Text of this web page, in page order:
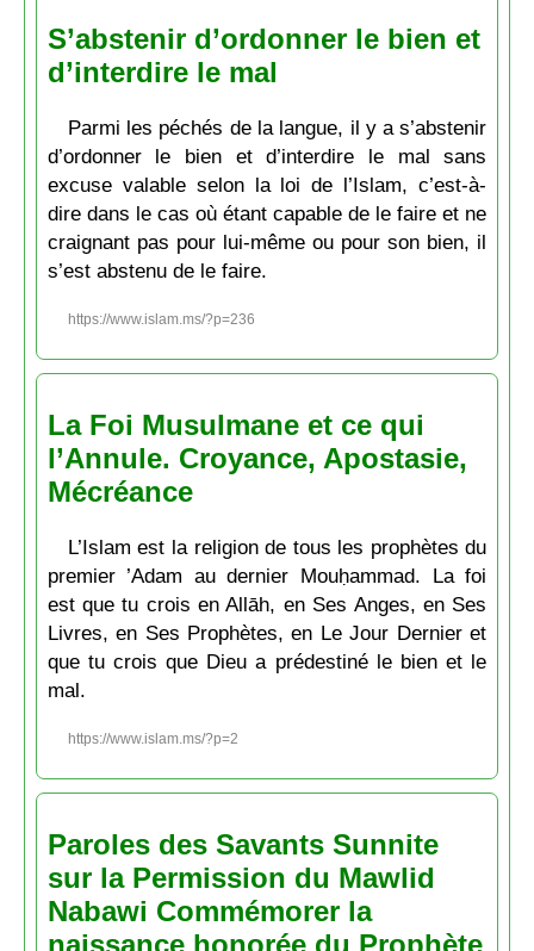
S’abstenir d’ordonner le bien et
d’interdire le mal
Parmi les péchés de la langue, il y a s’abstenir
d’ordonner le bien et d’interdire le mal sans
excuse valable selon la loi de l’Islam, c’est-à-
dire dans le cas où étant capable de le faire et ne
craignant pas pour lui-même ou pour son bien, il
s’est abstenu de le faire.
https://www.islam.ms/?p=236
La Foi Musulmane et ce qui
l’Annule. Croyance, Apostasie,
Mécréance
L’Islam est la religion de tous les prophètes du
premier ’Adam au dernier Mouḥammad. La foi
est que tu crois en Allāh, en Ses Anges, en Ses
Livres, en Ses Prophètes, en Le Jour Dernier et
que tu crois que Dieu a prédestiné le bien et le
mal.
https://www.islam.ms/?p=2
Paroles des Savants Sunnite
sur la Permission du Mawlid
Nabawi Commémorer la